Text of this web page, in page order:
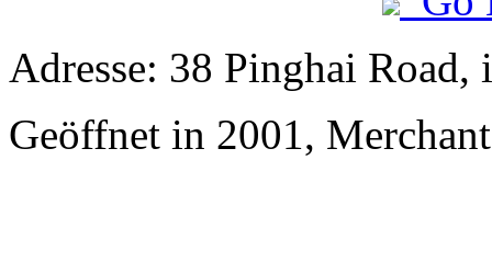
Adresse: 38 Pinghai Road,
Geöffnet in 2001,